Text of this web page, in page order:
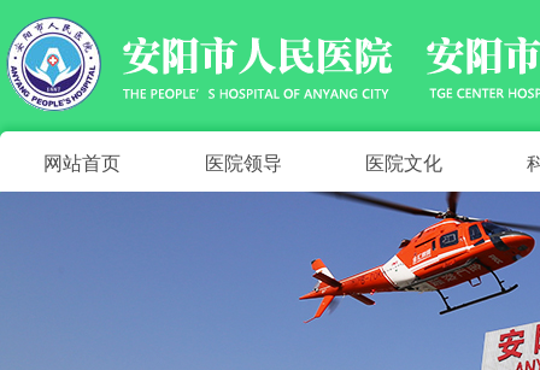
网站首页 医院领导 医院文化